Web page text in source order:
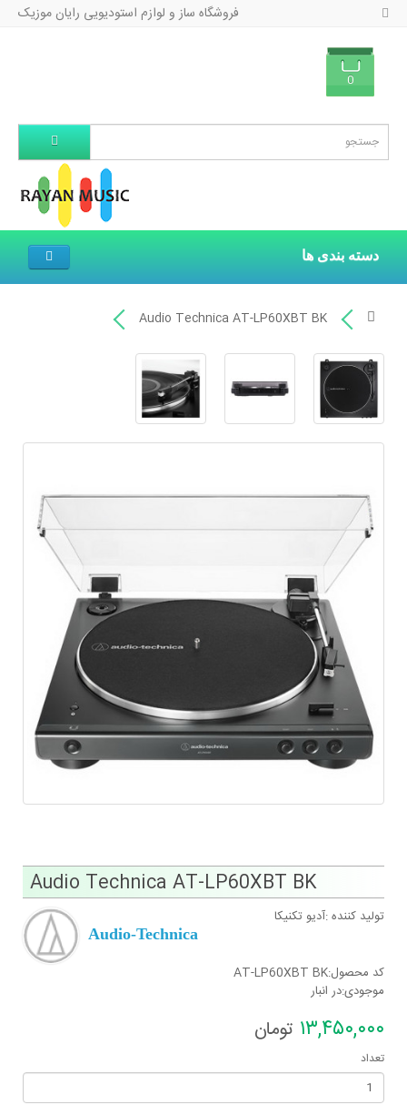
فروشگاه ساز و لوازم استودیویی رایان موزیک
0
دسته بندی ها
Audio Technica AT-LP60XBT BK
Audio Technica AT-LP60XBT BK
تولید کننده :آدیو تکنیکا
Audio-Technica
کد محصول:AT-LP60XBT BK
موجودی:در انبار
١٣,۴۵٠,٠٠٠ تومان
تعداد